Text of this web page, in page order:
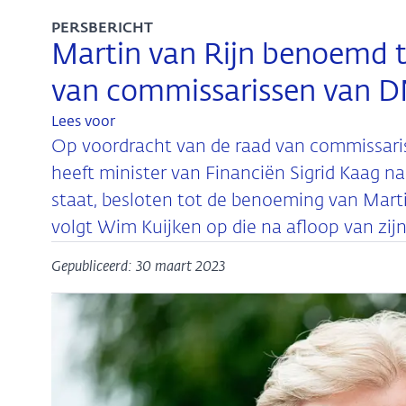
Martin van Rijn benoemd
van commissarissen van
PERSBERICHT
Lees voor
Op voordracht van de raad van
heeft minister van Financiën Sigrid Kaag
staat, besloten tot de benoeming van
volgt Wim Kuijken op die na afloop van
Gepubliceerd: 30 maart 2023